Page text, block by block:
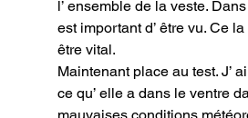
l’ ensemble de la veste. Dans
est important d’ être vu. Ce
être vital.
Maintenant place au test. J’
ce qu’ elle a dans le ventre